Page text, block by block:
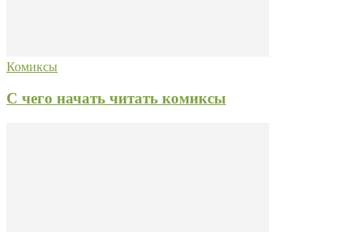
Комиксы
С чего начать читать комиксы